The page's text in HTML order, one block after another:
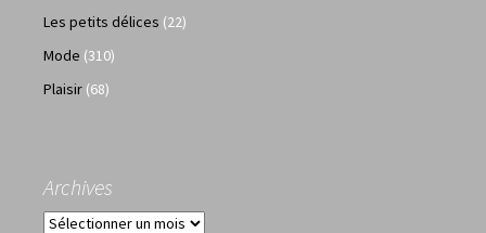
Les petits délices (22)
Mode (310)
Plaisir (68)
Archives
Archives